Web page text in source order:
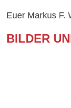
Euer Markus F.
BILDER